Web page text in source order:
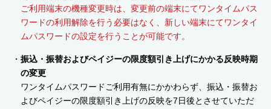
ご利用端末の機種変更時は、変更前の端末にてワンタイムパス
ワードの利用解除を行う必要はなく、新しい端末にてワンタイ
ムパスワードの設定を行うことが可能です。
振込・振替およびペイジーの限度額引き上げにかかる反映時期
の変更
ワンタイムパスワードご利用有無にかかわらず、振込・振替お
よびペイジーの限度額引き上げの反映を7日後とさせていただ